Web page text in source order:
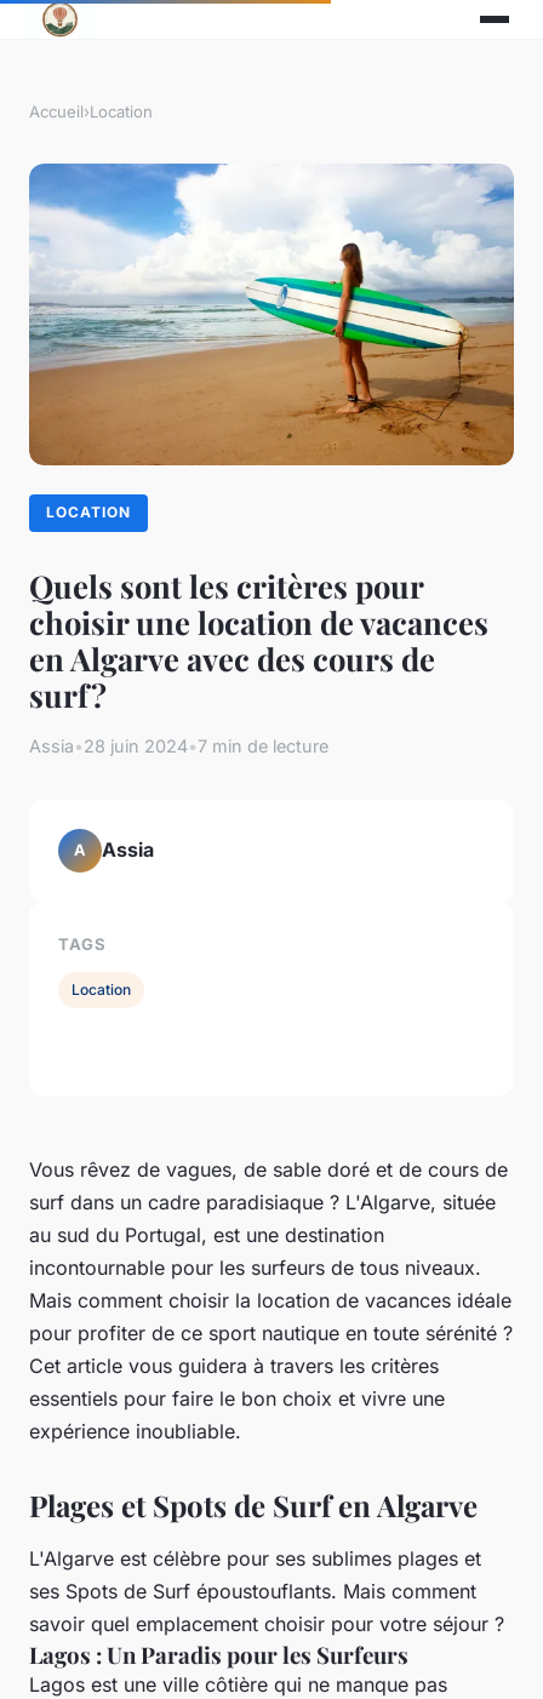
Accueil›Location
LOCATION
Quels sont les critères pour
choisir une location de vacances
en Algarve avec des cours de
surf?
Assia•28 juin 2024•7 min de lecture
Vous rêvez de vagues, de sable doré et de cours de
surf dans un cadre paradisiaque ? L'Algarve, située
au sud du Portugal, est une destination
incontournable pour les surfeurs de tous niveaux.
Mais comment choisir la location de vacances idéale
pour profiter de ce sport nautique en toute sérénité ?
Cet article vous guidera à travers les critères
essentiels pour faire le bon choix et vivre une
expérience inoubliable.
Plages et Spots de Surf en Algarve
L'Algarve est célèbre pour ses sublimes plages et
ses Spots de Surf époustouflants. Mais comment
savoir quel emplacement choisir pour votre séjour ?
Lagos : Un Paradis pour les Surfeurs
Lagos est une ville côtière qui ne manque pas
A Assia
TAGS
Location